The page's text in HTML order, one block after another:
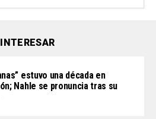
estuvo una década en
Nahle se pronuncia tras su